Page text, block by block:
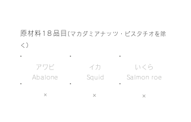
原材料18品目 (マカダミアナッツ・ピスタチオを除
く)
Abalone
×
イカ
Squid
×
Salmon roe
×
アワビ いくら